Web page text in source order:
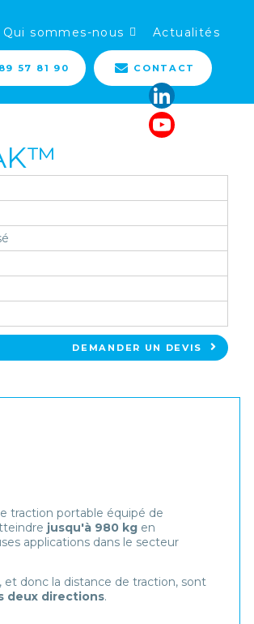
Qui sommes-nous Actualités
57 81 90 CONTACT
DEMANDER UN DEVIS
traction portable équipé de
jusqu'à 980 kgen
applications dans le secteur
et donc la distance de traction, sont
deux directions.